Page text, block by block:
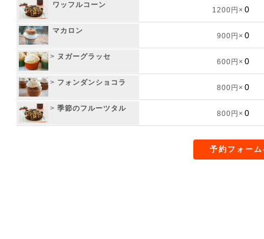
ワッフルコーン
1200円×
マカロン
900円×
> ヌガーグラッセ
600円×
> フォンダンショコラ
800円×
> 季節のフルーツタル
800円×